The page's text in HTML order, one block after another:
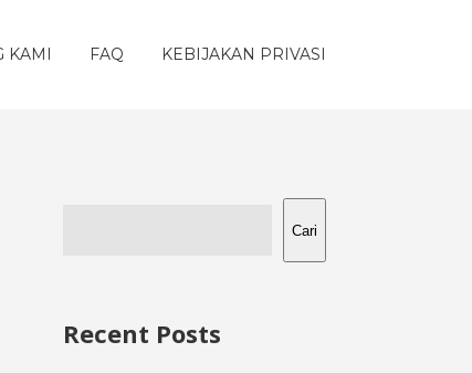
KAMI FAQ KEBIJAKAN PRIVASI
Cari
Recent Posts